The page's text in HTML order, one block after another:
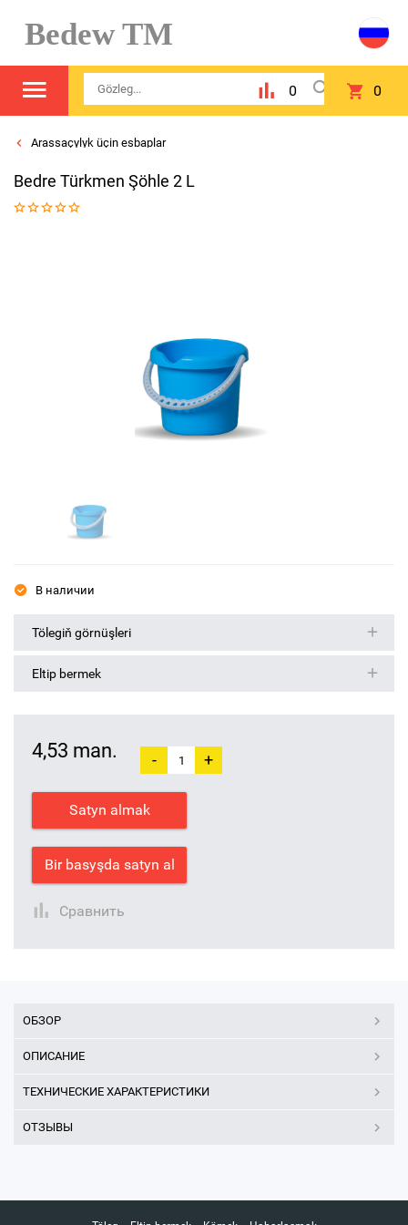
Bedew TM
0 0
Arassaçylyk üçin esbaplar
Bedre Türkmen Şöhle 2 L
В наличии
Tölegiň görnüşleri
Eltip bermek
4,53 man. - +
Satyn almak
Bir basyşda satyn al
Сравнить
ОБЗОР
ОПИСАНИЕ
ТЕХНИЧЕСКИЕ ХАРАКТЕРИСТИКИ
ОТЗЫВЫ